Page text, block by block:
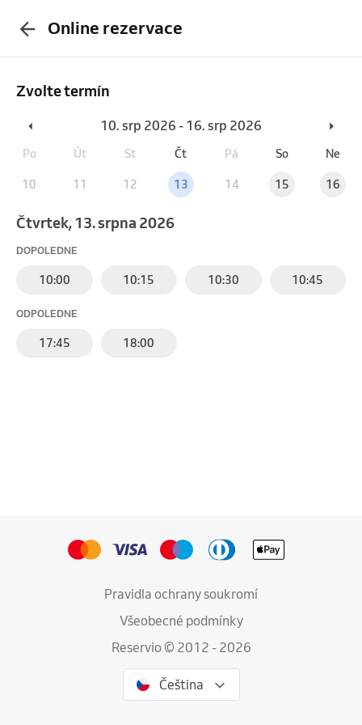
Online rezervace
Zvolte termín
10. srp 2026 - 16. srp 2026
Po Út St Čt Pá So Ne
10 11 12 13 14 15 16
čtvrtek, 13. srpna 2026
DOPOLEDNE
10:00 10:15 10:30 10:45
ODPOLEDNE
17:45 18:00
Pravidla ochrany soukromí
Všeobecné podmínky
Reservio © 2012 - 2026
Čeština